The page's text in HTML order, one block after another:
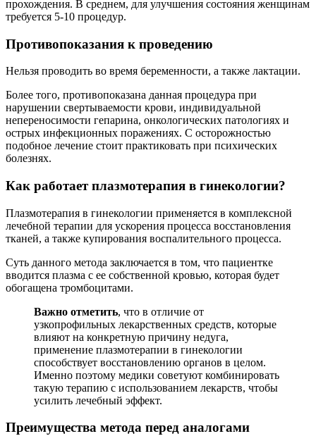
Отлично!
диагностике. Я сама не так давно стала обращаться
из Питера попросила контакт хорошего гинеколога,
что Ольга Николаевна смогла сразу (по УЗИ)
поставить точный диагноз (онкология). После ее
заключения мою коллегу погоняли по анализам и по
врачам Геленджика. Говорили, да как гинеколог мог
поставить диагноз онкологии? И только в Питере
подтвердили диагноз. Меня гордость взяла за Ольгу
— твоя врач-УМНИЧКА! Мне дословно подтверди
ее диагноз в клинике СПб. Спасибо Вам, Ольга
Ольга, 27.05.2021
Отлично!
Выбирала врача по отзывам и близости к дому. На
осмотр пришла без жалоб, обследоваться после
был безболезненный. Сразу на приеме сделали УЗИ.
Врач очень вежливая и внимательная. Анализы
пришли на электронку, не нужно ходить на
повторный приём, тк все оказалось в норме.
Рекомендую. В клинике и у Давиденко была первый
раз, все понравилось, приятный персонал, на
ресепшн и в клинике. Доброжелательные и
улыбчивые.. Большая редкость в наше время.
прохождения. В среднем, для улучшения состояния женщинам
требуется 5-10 процедур.
Противопоказания к проведению
Нельзя проводить во время беременности, а также лактации.
Более того, противопоказана данная процедура при
нарушении свертываемости крови, индивидуальной
непереносимости гепарина, онкологических патологиях и
острых инфекционных поражениях. С осторожностью
подобное лечение стоит практиковать при психических
болезнях.
Как работает плазмотерапия в гинекологии?
Плазмотерапия в гинекологии применяется в комплексной
лечебной терапии для ускорения процесса восстановления
тканей, а также купирования воспалительного процесса.
Суть данного метода заключается в том, что пациентке
вводится плазма с ее собственной кровью, которая будет
обогащена тромбоцитами.
Важно отметить, что в отличие от
узкопрофильных лекарственных средств, которые
влияют на конкретную причину недуга,
применение плазмотерапии в гинекологии
способствует восстановлению органов в целом.
Именно поэтому медики советуют комбинировать
такую терапию с использованием лекарств, чтобы
усилить лечебный эффект.
Преимущества метода перед аналогами